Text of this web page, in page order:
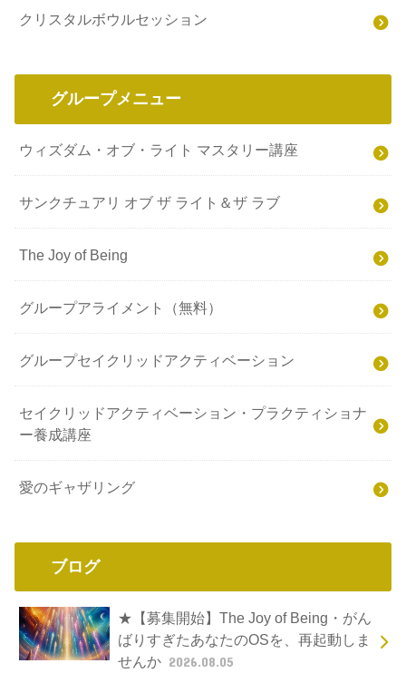
クリスタルボウルセッション
グループメニュー
ウィズダム・オブ・ライト マスタリー講座
サンクチュアリ オブ ザ ライト＆ザ ラブ
The Joy of Being
グループアライメント（無料）
グループセイクリッドアクティベーション
セイクリッドアクティベーション・プラクティショナ
ー養成講座
愛のギャザリング
ブログ
★【募集開始】The Joy of Being・がん
ばりすぎたあなたのOSを、再起動しま
せんか 2026.08.05